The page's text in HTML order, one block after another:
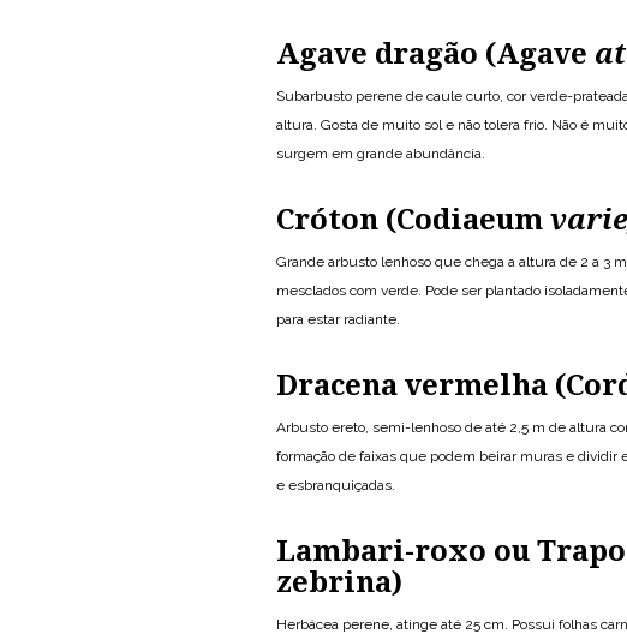
Agave dragão (Agave
Subarbusto perene de caule curto, cor verde-
altura. Gosta de muito sol e não tolera frio. Não é
surgem em grande abundância.
Cróton (Codiaeum
Grande arbusto lenhoso que chega a altura de 2 a 3
mesclados com verde. Pode ser plantado
para estar radiante.
Dracena vermelha
Arbusto ereto, semi-lenhoso de até 2,5 m de altura
formação de faixas que podem beirar muras e dividir
e esbranquiçadas.
Lambari-roxo ou
zebrina)
Herbácea perene, atinge até 25 cm. Possui folhas